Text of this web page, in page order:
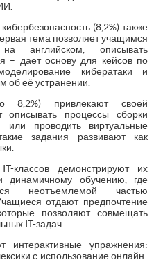
(8,2%) также
тема позволяет учащимся
английском, описывать
– дает основу для кейсов по
кибератаки и
об её устранении.
8,2%) привлекают своей
описывать процессы сборки
или проводить виртуальные
задания развивают как
классов демонстрируют их
динамичному обучению, где
неотъемлемой частью
отдают предпочтение
позволяют совмещать
IT-задач.
интерактивные упражнения:
с использование онлайн-